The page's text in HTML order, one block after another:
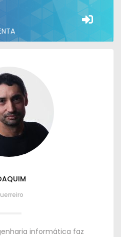
informática faz